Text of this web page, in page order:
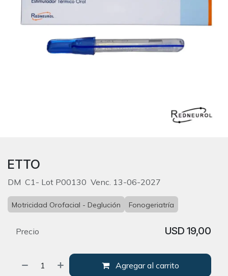
ETTO
DM C1- Lot P00130 Venc. 13-06-2027
Motricidad Orofacial - Deglución Fonogeriatría
Agregar al carrito
Precio USD 19,00